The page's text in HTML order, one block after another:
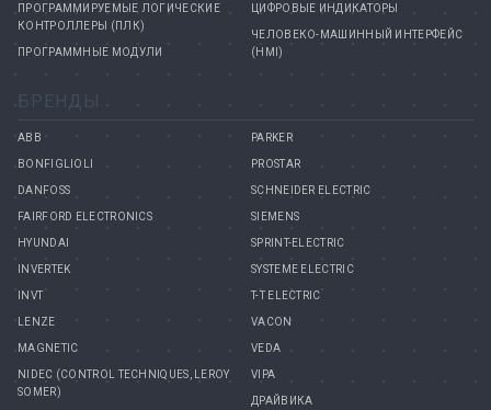
ПРОГРАММИРУЕМЫЕ ЛОГИЧЕСКИЕ
КОНТРОЛЛЕРЫ (ПЛК)
ПРОГРАММНЫЕ МОДУЛИ
ЦИФРОВЫЕ ИНДИКАТОРЫ
ЧЕЛОВЕКО-МАШИННЫЙ ИНТЕРФЕЙС
(HMI)
БРЕНДЫ
ABB
BONFIGLIOLI
DANFOSS
FAIRFORD ELECTRONICS
HYUNDAI
INVERTEK
INVT
LENZE
MAGNETIC
NIDEC (CONTROL TECHNIQUES, LEROY
SOMER)
PARKER
PROSTAR
SCHNEIDER ELECTRIC
SIEMENS
SPRINT-ELECTRIC
SYSTEME ELECTRIC
T-T ELECTRIC
VACON
VEDA
VIPA
ДРАЙВИКА